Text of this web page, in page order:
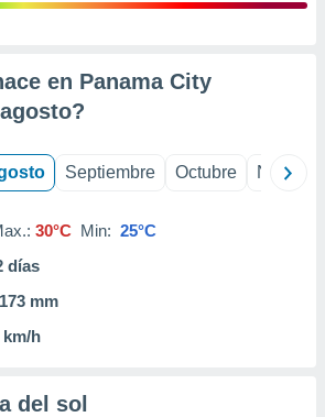
en Panama City
agosto?
Septiembre Octubre
30°C Min: 25°C
días
173 mm
km/h
del sol